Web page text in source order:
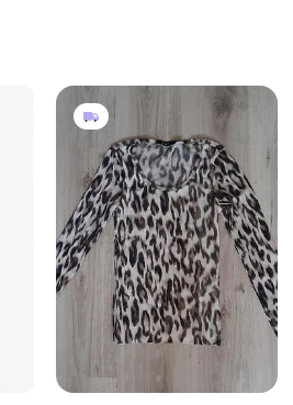
217 грн
228 грн
розпродаж до 10 серп
Ouai